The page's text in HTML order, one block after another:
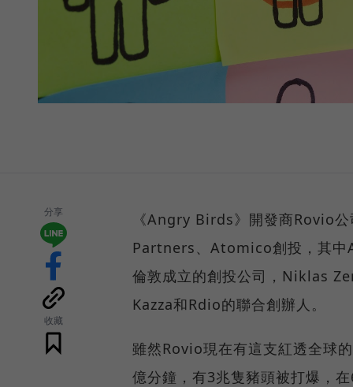
分享
收藏
《Angry Birds》開發商Rovio
Partners、Atomico創投，其
倫敦成立的創投公司，Niklas
Kazza和Rdio的聯合創辦人。
雖然Rovio現在有這支紅透全球
億分鐘，有3兆隻豬頭被打爆，